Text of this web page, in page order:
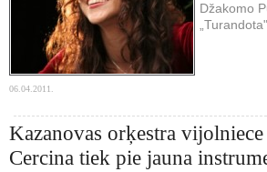
Džakomo
06.04.2011.
Kazanovas orķestra
Cercina tiek pie jauna